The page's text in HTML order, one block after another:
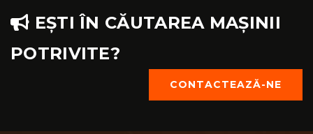
EȘTI ÎN CĂUTAREA MAȘINII
POTRIVITE?
CONTACTEAZĂ-NE